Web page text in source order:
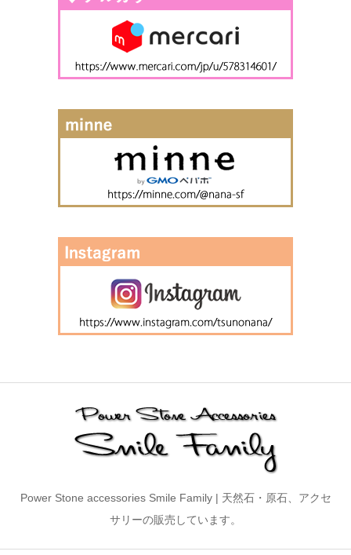
Power Stone accessories Smile Family | 天然石・原石、アクセ
サリーの販売しています。